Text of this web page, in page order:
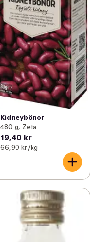
Kidneybönor
480 g, Zeta
19,40 kr
66,90 kr /kg